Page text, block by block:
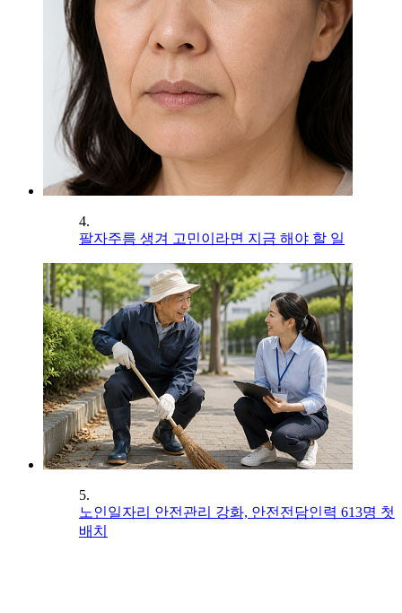
4.
팔자주름 생겨 고민이라면 지금 해야 할 일
5.
노인일자리 안전관리 강화, 안전전담인력 613명 첫
배치